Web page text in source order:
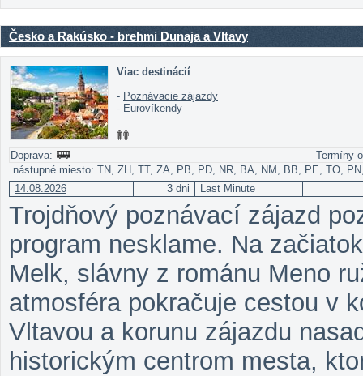
Česko a Rakúsko - brehmi Dunaja a Vltavy
Viac destinácií
- Poznávacie zájazdy
- Eurovíkendy
Doprava:
Termíny
nástupné miesto: TN, ZH, TT, ZA, PB, PD, NR, BA, NM, BB, PE, TO,
14.08.2026
3 dni Last Minute
Trojdňový poznávací zájazd
program nesklame. Na
Melk, slávny z románu Meno
atmosféra pokračuje cestou v
Vltavou a korunu zájazdu
historickým centrom mesta,